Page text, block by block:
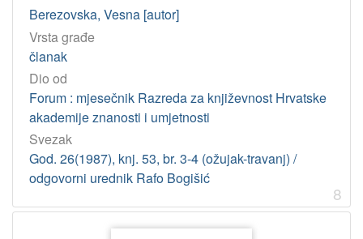
Berezovska, Vesna [autor]
Vrsta građe
članak
Dio od
Forum : mjesečnik Razreda za književnost Hrvatske
akademije znanosti i umjetnosti
Svezak
God. 26(1987), knj. 53, br. 3-4 (ožujak-travanj) /
odgovorni urednik Rafo Bogišić
8